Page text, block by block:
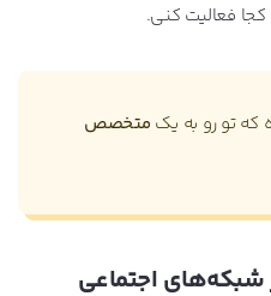
فعالیت کنی.
تو رو به یک متخصص
شبکه‌های اجتماعی